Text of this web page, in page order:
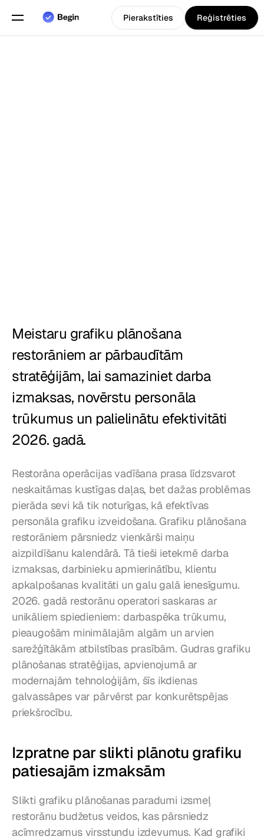
Maiznīcas
Ēdināšana
Cenas
Pierakstīties Reģistrēties
Meistaru grafiku plānošana
restorāniem ar pārbaudītām
stratēģijām, lai samaziniet darba
izmaksas, novērstu personāla
trūkumus un palielinātu efektivitāti
2026. gadā.
Restorāna operācijas vadīšana prasa līdzsvarot
neskaitāmas kustīgas daļas, bet dažas problēmas
pierāda sevi kā tik noturīgas, kā efektīvas
personāla grafiku izveidošana. Grafiku plānošana
restorāniem pārsniedz vienkārši maiņu
aizpildīšanu kalendārā. Tā tieši ietekmē darba
izmaksas, darbinieku apmierinātību, klientu
apkalpošanas kvalitāti un galu galā ienesīgumu.
2026. gadā restorānu operatori saskaras ar
unikāliem spiedieniem: darbaspēka trūkumu,
pieaugošām minimālajām algām un arvien
sarežģītākām atbilstības prasībām. Gudras grafiku
plānošanas stratēģijas, apvienojumā ar
modernajām tehnoloģijām, šīs ikdienas
galvassāpes var pārvērst par konkurētspējas
priekšrocību.
Izpratne par slikti plānotu grafiku
patiesajām izmaksām
Slikti grafiku plānošanas paradumi izsmeļ
restorānu budžetus veidos, kas pārsniedz
acīmredzamus virsstundu izdevumus. Kad grafiki